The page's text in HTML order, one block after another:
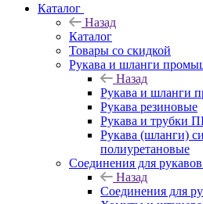
Каталог
Назад
Каталог
Товары со скидкой
Рукава и шланги
Назад
Рукава и шланги
Рукава резиновые
Рукава и трубки
Рукава (шланги)
полиуретановые
Соединения для рукавов
Назад
Соединения для